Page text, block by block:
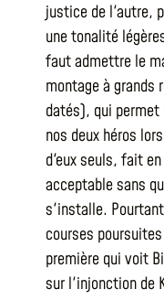
justice de l'autre,
une tonalité
faut admettre le
montage à grands
datés), qui
nos deux héros
d'eux seuls, fait
acceptable sans
s'installe.
courses
première qui voit
sur l'injonction de